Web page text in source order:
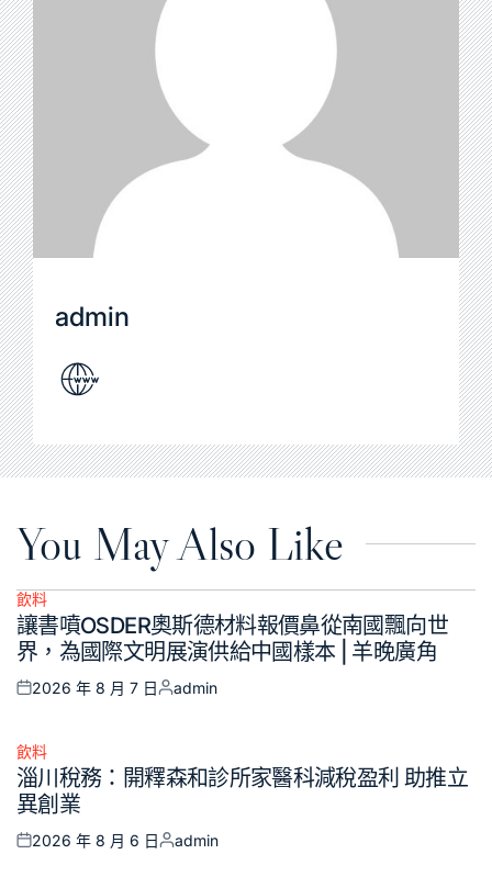
admin
You May Also Like
Posted
in
飲料
讓書噴OSDER奧斯德材料報價鼻從南國飄向世
界，為國際文明展演供給中國樣本 | 羊晚廣角
Posted
2026 年 8 月 7 日
Posted
admin
Posted
in
飲料
淄川稅務：開釋森和診所家醫科減稅盈利 助推立
異創業
Posted
2026 年 8 月 6 日
Posted
admin